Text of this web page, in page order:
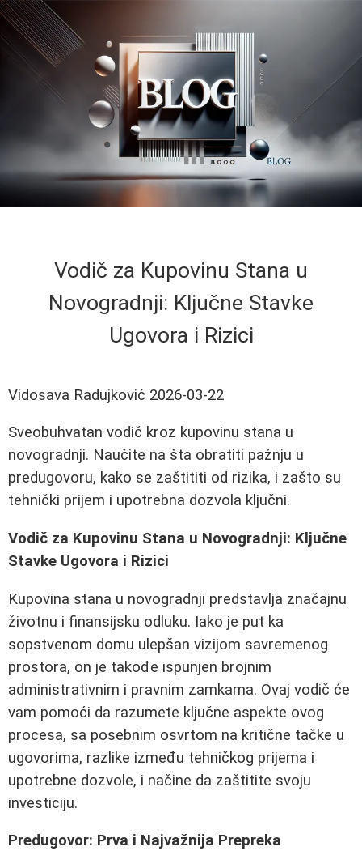
Vodič za Kupovinu Stana u
Novogradnji: Ključne Stavke
Ugovora i Rizici
Vidosava Radujković 2026-03-22
Sveobuhvatan vodič kroz kupovinu stana u
novogradnji. Naučite na šta obratiti pažnju u
predugovoru, kako se zaštititi od rizika, i zašto su
tehnički prijem i upotrebna dozvola ključni.
Vodič za Kupovinu Stana u Novogradnji: Ključne
Stavke Ugovora i Rizici
Kupovina stana u novogradnji predstavlja značajnu
životnu i finansijsku odluku. Iako je put ka
sopstvenom domu ulepšan vizijom savremenog
prostora, on je takođe ispunjen brojnim
administrativnim i pravnim zamkama. Ovaj vodič će
vam pomoći da razumete ključne aspekte ovog
procesa, sa posebnim osvrtom na kritične tačke u
ugovorima, razlike između tehničkog prijema i
upotrebne dozvole, i načine da zaštitite svoju
investiciju.
Predugovor: Prva i Najvažnija Prepreka